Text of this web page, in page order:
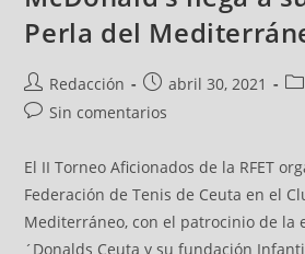
Perla del
Redacción abril 30, 2021
Sin comentarios
El II Torneo Aficionados de la RFET
Federación de Tenis de Ceuta en el
Mediterráneo, con el patrocinio de la
´Donalds Ceuta y su fundación